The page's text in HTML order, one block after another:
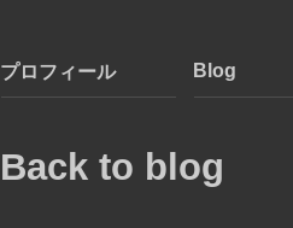
プロフィール Blog
Back to blog